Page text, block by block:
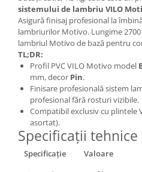
sistemului de lambriu VILO
Asigură finisaj profesional la
lambriurilor Motivo. Lungime
lambriul Motivo de bază pentru
TL;DR:
Profil PVC VILO Motivo model
mm, decor Pin.
Finisare profesională sistem
profesional fără rosturi vizibile.
Compatibil exclusiv cu plintele
asortat).
Specificații
Specificație
Valoare